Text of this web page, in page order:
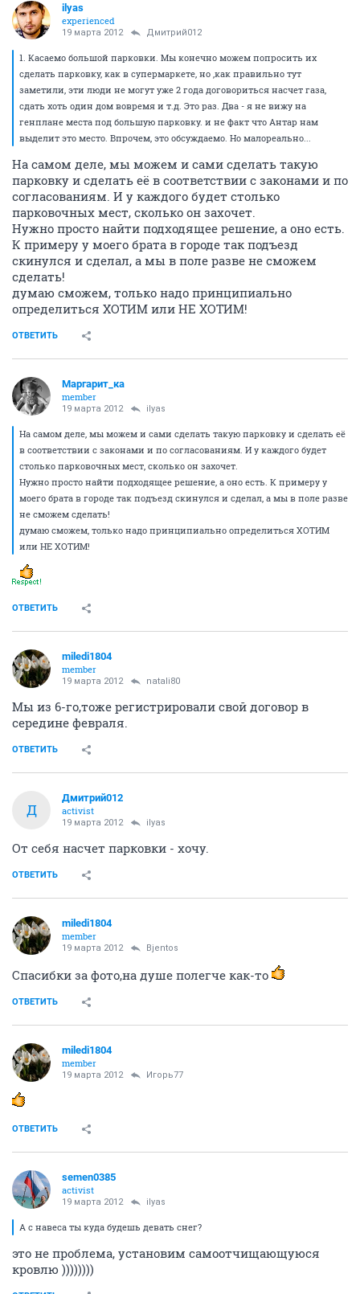
ilyas
experienced
19 марта 2012 Дмитрий012
1. Касаемо большой парковки. Мы конечно можем попросить их
сделать парковку, как в супермаркете, но ,как правильно тут
заметили, эти люди не могут уже 2 года договориться насчет газа,
сдать хоть один дом вовремя и т.д. Это раз. Два - я не вижу на
генплане места под большую парковку. и не факт что Антар нам
выделит это место. Впрочем, это обсуждаемо. Но малореально...
На самом деле, мы можем и сами сделать такую
парковку и сделать её в соответствии с законами и по
согласованиям. И у каждого будет столько
парковочных мест, сколько он захочет.
Нужно просто найти подходящее решение, а оно есть.
К примеру у моего брата в городе так подъезд
скинулся и сделал, а мы в поле разве не сможем
сделать!
думаю сможем, только надо принципиально
определиться ХОТИМ или НЕ ХОТИМ!
ОТВЕТИТЬ
Маргарит_ка
member
19 марта 2012 ilyas
На самом деле, мы можем и сами сделать такую парковку и сделать её
в соответствии с законами и по согласованиям. И у каждого будет
столько парковочных мест, сколько он захочет.
Нужно просто найти подходящее решение, а оно есть. К примеру у
моего брата в городе так подъезд скинулся и сделал, а мы в поле разве
не сможем сделать!
думаю сможем, только надо принципиально определиться ХОТИМ
или НЕ ХОТИМ!
ОТВЕТИТЬ
miledi1804
member
19 марта 2012 natali80
Мы из 6-го,тоже регистрировали свой договор в
середине февраля.
ОТВЕТИТЬ
Д
Дмитрий012
activist
19 марта 2012 ilyas
От себя насчет парковки - хочу.
ОТВЕТИТЬ
miledi1804
member
19 марта 2012 Bjentos
Спасибки за фото,на душе полегче как-то
ОТВЕТИТЬ
miledi1804
member
19 марта 2012 Игорь77
ОТВЕТИТЬ
semen0385
activist
19 марта 2012 ilyas
А с навеса ты куда будешь девать снег?
это не проблема, установим самоотчищающуюся
кровлю ))))))))